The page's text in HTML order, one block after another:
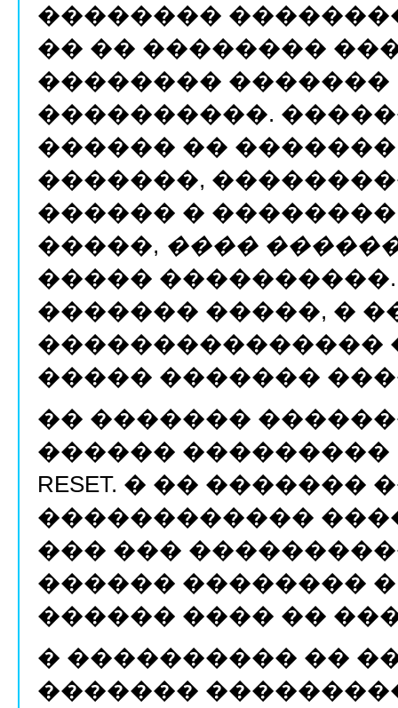
��������
�� �� ��������
�������� �������
����������.
������ ��
�������,
������ �
�����, ����
�����
������� �����, �
���������������
����� �������
�� �������
������ ���������
RESET. � ��
������������
��� ���
������ ��������
������ ���� ��
� ���������� ��
�������